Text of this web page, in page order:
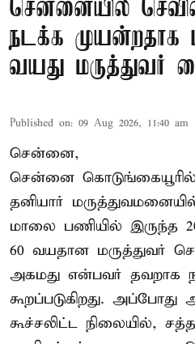
சென்னையில்
நடக்க முயன்றதாக
வயது மருத்துவர்
Published on: 09 Aug 2026, 11:40 am
சென்னை,
சென்னை
தனியார்
மாலை பணியில் இருந்த
60 வயதான மருத்துவர்
அகமது என்பவர் தவறாக
கூறப்படுகிறது. அப்போது
கூச்சலிட்ட நிலையில்,